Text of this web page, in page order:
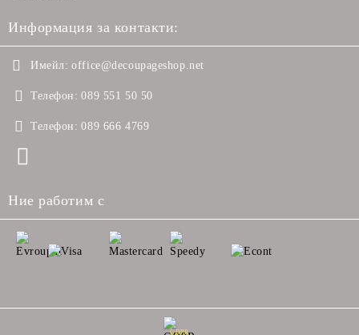
Информация за контакти:
Имейл: office@decoupageshop.net
Телефон: 089 551 50 50
Телефон: 089 666 4769
Ние работим с
GDPR